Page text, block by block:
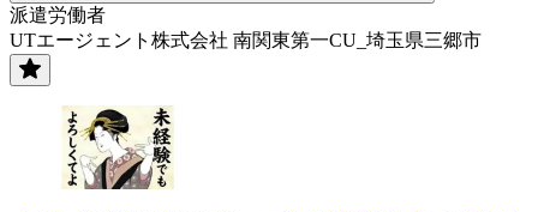
派遣労働者
UTエージェント株式会社 南関東第一CU_埼玉県三郷市